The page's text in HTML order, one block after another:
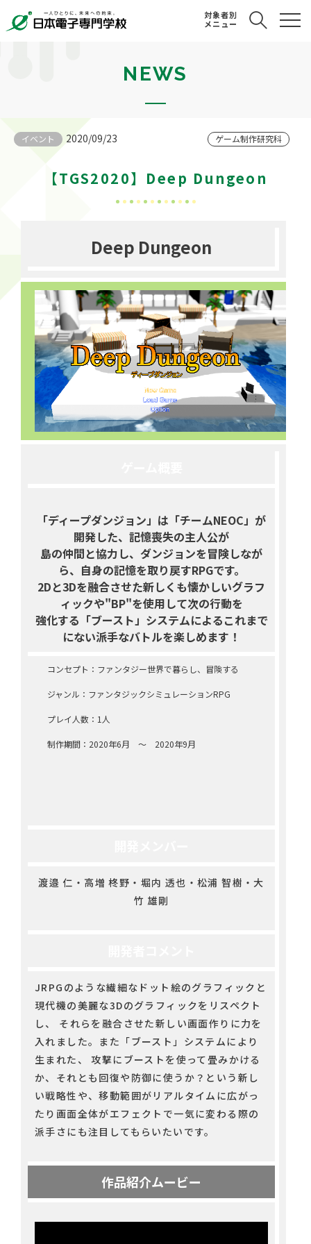
対象者別
メニュー
NEWS
イベント 2020/09/23 ゲーム制作研究科
【TGS2020】Deep Dungeon
Deep Dungeon
「ディープダンジョン」は「チームNEOC」が
開発した、記憶喪失の主人公が
島の仲間と協力し、ダンジョンを冒険しなが
ら、自身の記憶を取り戻すRPGです。
2Dと3Dを融合させた新しくも懐かしいグラフ
ィックや"BP"を使用して次の行動を
強化する「ブースト」システムによるこれまで
にない派手なバトルを楽しめます！
コンセプト：ファンタジー世界で暮らし、冒険する
ジャンル：ファンタジックシミュレーションRPG
プレイ人数：1人
制作期間：2020年6月 ～ 2020年9月
渡邉 仁・高増 柊野・堀内 透也・松浦 智樹・大
竹 雄剛
JRPGのような繊細なドット絵のグラフィックと
現代機の美麗な3Dのグラフィックをリスペクト
し、 それらを融合させた新しい画面作りに力を
入れました。また「ブースト」システムにより
生まれた、 攻撃にブーストを使って畳みかける
か、それとも回復や防御に使うか？という新し
い戦略性や、移動範囲がリアルタイムに広がっ
たり画面全体がエフェクトで一気に変わる際の
派手さにも注目してもらいたいです。
作品紹介ムービー